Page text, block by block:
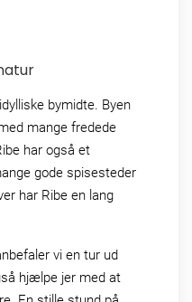
bymidte. Byen
mange fredede
har også et
gode spisesteder
har Ribe en lang
vi en tur ud
hjælpe jer med at